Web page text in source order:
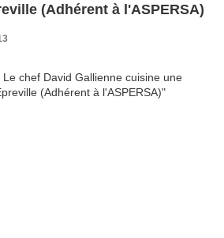
(Adhérent à l'ASPERSA)